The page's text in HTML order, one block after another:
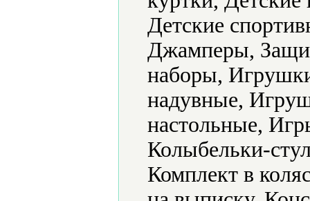
Детские
Джамперы,
наборы,
надувные,
настольные,
Колыбельки-
Комплект в